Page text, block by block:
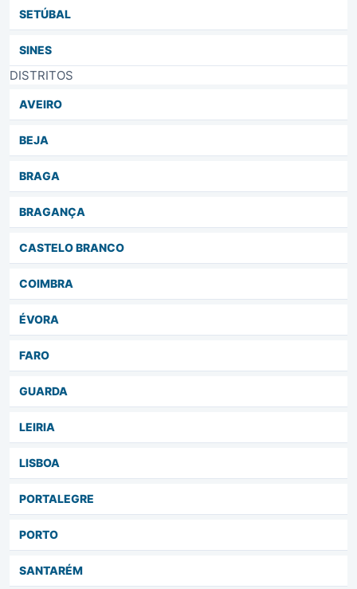
SETÚBAL
SINES
DISTRITOS
AVEIRO
BEJA
BRAGA
BRAGANÇA
CASTELO BRANCO
COIMBRA
ÉVORA
FARO
GUARDA
LEIRIA
LISBOA
PORTALEGRE
PORTO
SANTARÉM